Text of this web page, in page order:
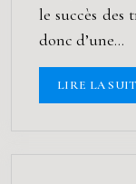
le succès
donc d’une…
LIRE LA